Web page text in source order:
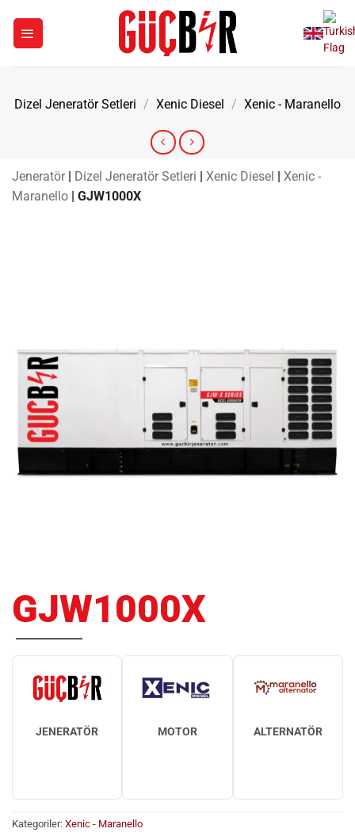
Dizel Jeneratör Setleri / Xenic Diesel / Xenic - Maranello
Jeneratör | Dizel Jeneratör Setleri | Xenic Diesel | Xenic -
Maranello | GJW1000X
GJW1000X
JENERATÖR MOTOR ALTERNATÖR
Kategoriler: Xenic - Maranello